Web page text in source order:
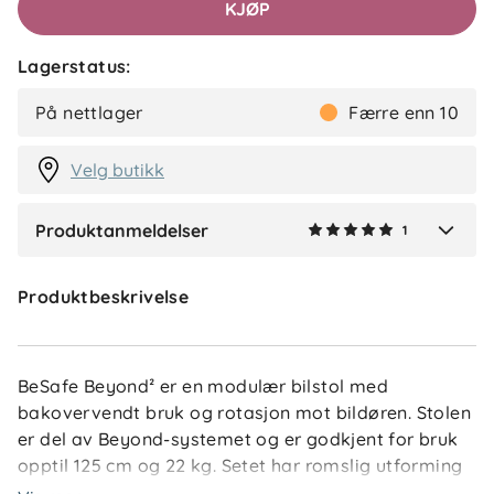
KJØP
Lagerstatus:
På nettlager Færre enn 10
Velg butikk
Produktanmeldelser 1
Tusen takk for den flotte tilbakemeldingen! Så
komforten og de smarte funksjonene faller i smak.
Produktbeskrivelse
BeSafe Beyond² er en modulær bilstol med
bakovervendt bruk og rotasjon mot bildøren. Stolen
er del av Beyond-systemet og er godkjent for bruk
opptil 125 cm og 22 kg. Setet har romslig utforming